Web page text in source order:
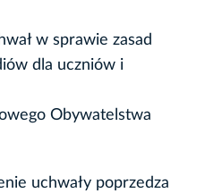
w sprawie zasad
dla uczniów i
Obywatelstwa
uchwały poprzedza